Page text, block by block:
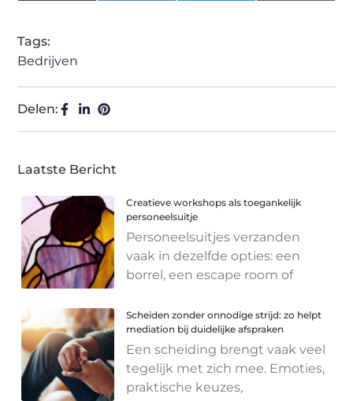
Tags:
Bedrijven
Delen:
Laatste Bericht
Creatieve workshops als toegankelijk
personeelsuitje
Personeelsuitjes verzanden
vaak in dezelfde opties: een
borrel, een escape room of
Scheiden zonder onnodige strijd: zo helpt
mediation bij duidelijke afspraken
Een scheiding brengt vaak veel
tegelijk met zich mee. Emoties,
praktische keuzes,